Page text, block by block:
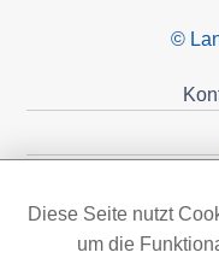
©
Diese Seite nutzt
um die